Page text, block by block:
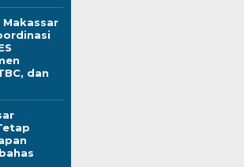
dan